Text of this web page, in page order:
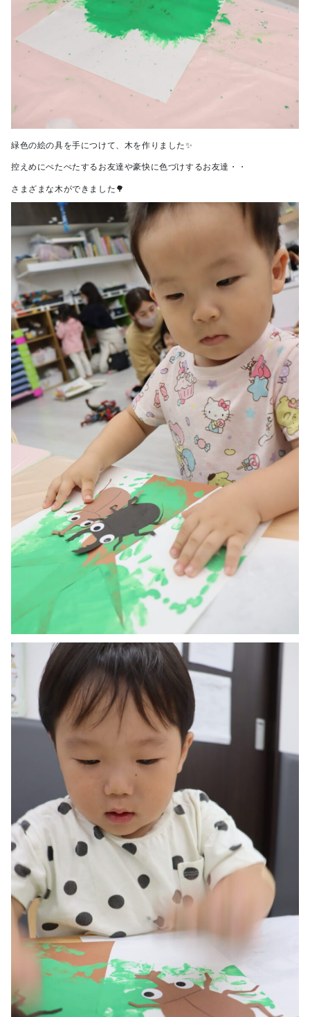
緑色の絵の具を手につけて、木を作りました✨
控えめにぺたぺたするお友達や豪快に色づけするお友達・・
さまざまな木ができました🌳